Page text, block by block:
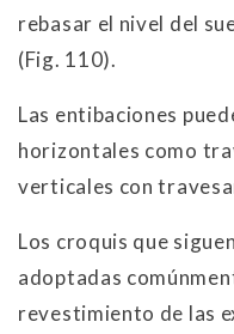
rebasar el nivel del
(Fig. 110).
Las entibaciones
horizontales como
verticales con
Los croquis que
adoptadas
revestimiento de las